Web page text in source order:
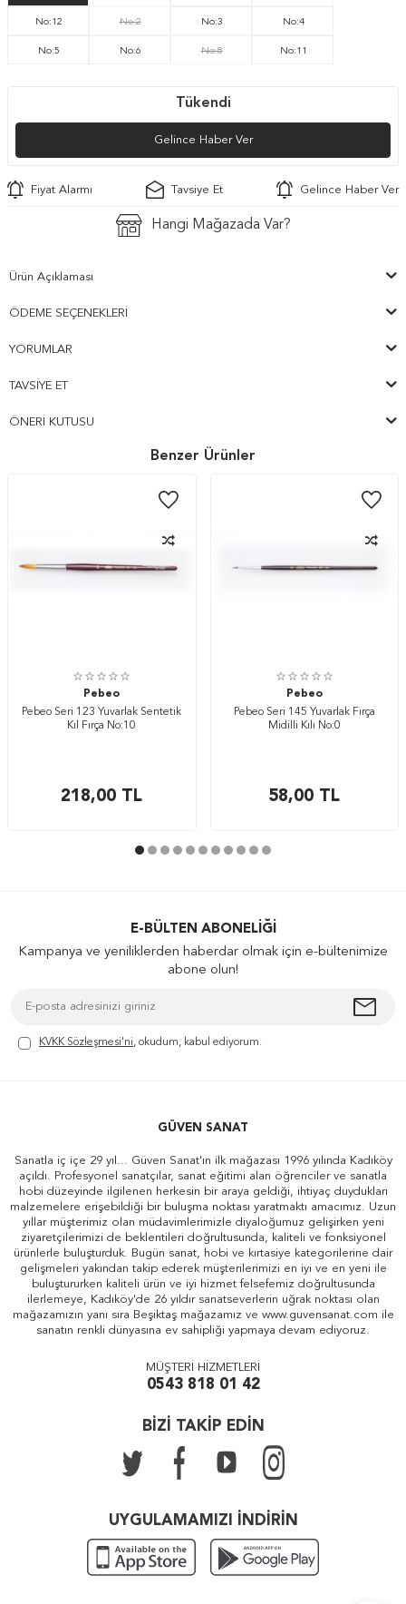
No:12 No:2 No:3 No:4
No:5 No:6 No:8 No:11
Tükendi
Gelince Haber Ver
Fiyat Alarmı Tavsiye Et Gelince Haber Ver
Hangi Mağazada Var?
Ürün Açıklaması
ÖDEME SEÇENEKLERI
YORUMLAR
TAVSIYE ET
ÖNERI KUTUSU
Benzer Ürünler
Pebeo
Pebeo Seri 123 Yuvarlak Sentetik
Kıl Fırça No:10
218,00 TL
Pebeo
Pebeo Seri 145 Yuvarlak Fırça
Midilli Kılı No:0
58,00 TL
E-BÜLTEN ABONELIĞI
Kampanya ve yeniliklerden haberdar olmak için e-bültenimize
abone olun!
KVKK Sözleşmesi'ni, okudum, kabul ediyorum.
GÜVEN SANAT
Sanatla iç içe 29 yıl... Güven Sanat'ın ilk mağazası 1996 yılında Kadıköy
açıldı. Profesyonel sanatçılar, sanat eğitimi alan öğrenciler ve sanatla
hobi düzeyinde ilgilenen herkesin bir araya geldiği, ihtiyaç duydukları
malzemelere erişebildiği bir buluşma noktası yaratmaktı amacımız. Uzun
yıllar müşterimiz olan müdavimlerimizle diyaloğumuz gelişirken yeni
ziyaretçilerimizi de beklentileri doğrultusunda, kaliteli ve fonksiyonel
ürünlerle buluşturduk. Bugün sanat, hobi ve kırtasiye kategorilerine dair
gelişmeleri yakından takip ederek müşterilerimizi en iyi ve en yeni ile
buluştururken kaliteli ürün ve iyi hizmet felsefemiz doğrultusunda
ilerlemeye, Kadıköy'de 26 yıldır sanatseverlerin uğrak noktası olan
mağazamızın yanı sıra Beşiktaş mağazamız ve www.guvensanat.com ile
sanatın renkli dünyasına ev sahipliği yapmaya devam ediyoruz.
MÜŞTERİ HİZMETLERİ
0543 818 01 42
BİZİ TAKİP EDİN
UYGULAMAMIZI İNDİRİN